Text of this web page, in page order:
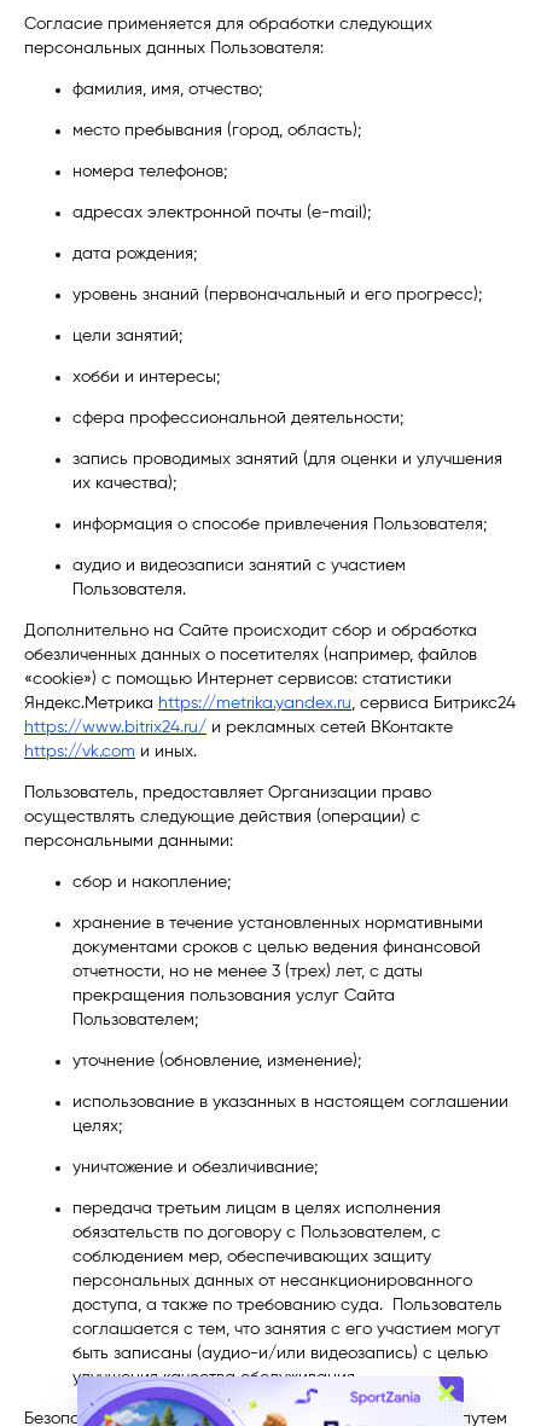
Согласие применяется для обработки следующих
персональных данных Пользователя:
фамилия, имя, отчество;
место пребывания (город, область);
номера телефонов;
адресах электронной почты (e-mail);
дата рождения;
уровень знаний (первоначальный и его прогресс);
цели занятий;
хобби и интересы;
сфера профессиональной деятельности;
запись проводимых занятий (для оценки и улучшения
их качества);
информация о способе привлечения Пользователя;
аудио и видеозаписи занятий с участием
Пользователя.
Дополнительно на Сайте происходит сбор и обработка
обезличенных данных о посетителях (например, файлов
«cookie») с помощью Интернет сервисов: статистики
Яндекс.Метрика https://metrika.yandex.ru, сервиса Битрикс24
https://www.bitrix24.ru/ и рекламных сетей ВКонтакте
https://vk.com и иных.
Пользователь, предоставляет Организации право
осуществлять следующие действия (операции) с
персональными данными:
сбор и накопление;
хранение в течение установленных нормативными
документами сроков с целью ведения финансовой
отчетности, но не менее 3 (трех) лет, с даты
прекращения пользования услуг Сайта
Пользователем;
уточнение (обновление, изменение);
использование в указанных в настоящем соглашении
целях;
уничтожение и обезличивание;
передача третьим лицам в целях исполнения
обязательств по договору с Пользователем, с
соблюдением мер, обеспечивающих защиту
персональных данных от несанкционированного
доступа, а также по требованию суда. Пользователь
соглашается с тем, что занятия с его участием могут
быть записаны (аудио-и/или видеозапись) с целью
улучшения качества обслуживания.
Безопасность персональных данных обеспечивается путем
×